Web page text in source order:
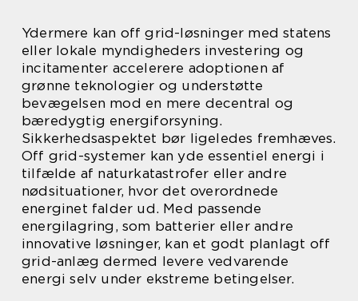
Ydermere kan off grid-løsninger med statens
eller lokale myndigheders investering og
incitamenter accelerere adoptionen af
grønne teknologier og understøtte
bevægelsen mod en mere decentral og
bæredygtig energiforsyning.
Sikkerhedsaspektet bør ligeledes fremhæves.
Off grid-systemer kan yde essentiel energi i
tilfælde af naturkatastrofer eller andre
nødsituationer, hvor det overordnede
energinet falder ud. Med passende
energilagring, som batterier eller andre
innovative løsninger, kan et godt planlagt off
grid-anlæg dermed levere vedvarende
energi selv under ekstreme betingelser.